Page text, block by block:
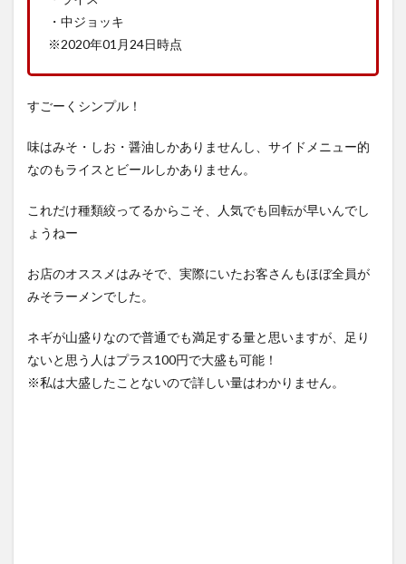
・中ジョッキ
※2020年01月24日時点
すごーくシンプル！
味はみそ・しお・醤油しかありませんし、サイドメニュー的
なのもライスとビールしかありません。
これだけ種類絞ってるからこそ、人気でも回転が早いんでし
ょうねー
お店のオススメはみそで、実際にいたお客さんもほぼ全員が
みそラーメンでした。
ネギが山盛りなので普通でも満足する量と思いますが、足り
ないと思う人はプラス100円で大盛も可能！
※私は大盛したことないので詳しい量はわかりません。